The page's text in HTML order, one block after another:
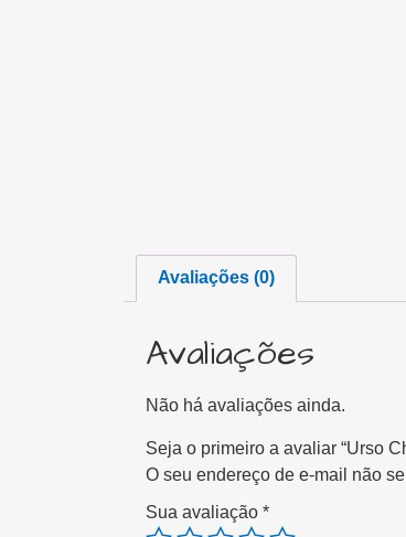
Avaliações (0)
Avaliações
Não há avaliações ainda.
Seja o primeiro a avaliar “Urso
O seu endereço de e-mail não
Sua avaliação *